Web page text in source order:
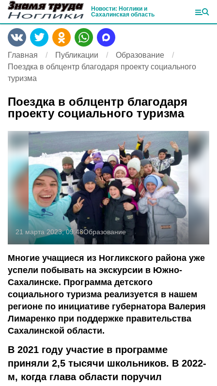
Новости: Ноглики и
Сахалинская область
Главная Публикации
Образование
Поездка в облцентр благодаря проекту социального
туризма
Поездка в облцентр благодаря
проекту социального туризма
21 марта 2023, 09:48Образование
Многие учащиеся из Ногликского района уже
успели побывать на экскурсии в Южно-
Сахалинске. Программа детского
социального туризма реализуется в нашем
регионе по инициативе губернатора Валерия
Лимаренко при поддержке правительства
Сахалинской области.
В 2021 году участие в программе
приняли 2,5 тысячи школьников. В 2022-
м, когда глава области поручил